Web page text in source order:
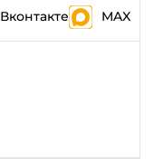
Вконтакте MAX